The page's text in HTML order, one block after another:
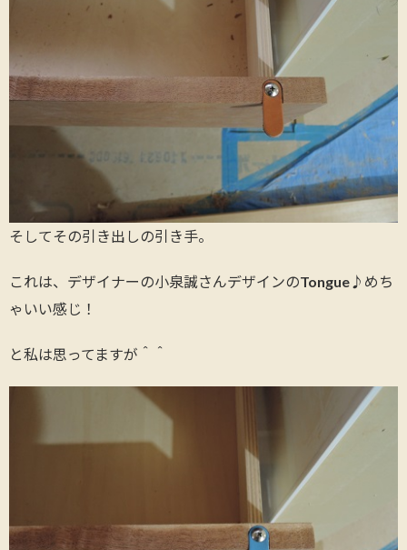
そしてその引き出しの引き手。
これは、デザイナーの小泉誠さんデザインのTongue♪めち
ゃいい感じ！
と私は思ってますが＾＾